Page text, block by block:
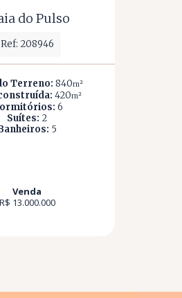
do Pulso
Ref: 208946
Terreno: 840m²
420m²
6
Suítes: 2
5
Venda
R$ 13.000.000